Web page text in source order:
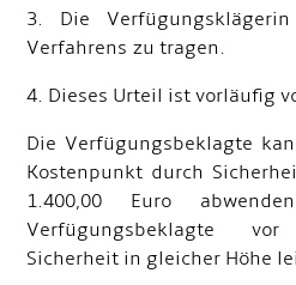
3. Die
Verfahrens zu tragen.
4. Dieses Urteil ist vorläufig
Die Verfügungsbeklagte
Kostenpunkt durch
1.400,00 Euro
Verfügungsbeklagte
Sicherheit in gleicher Höhe